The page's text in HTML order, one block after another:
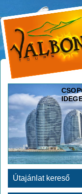
Útajánlat kereső